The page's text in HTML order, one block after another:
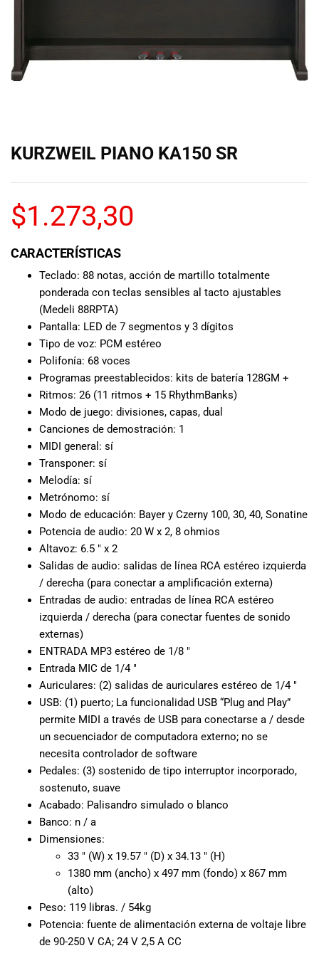
desde
guitarras, bajos
También
de
instrumentos
accesorios
para satisfacer
todas las
musicales.
Nuestro equipo
música está
aquí para
ayudarte a
encontrar el
mejor servicio
al cliente
Además,
ofrecemos
precios
competitivos y
especiales
para nuestros
visitarnos en
nuestra tienda
física en Quito,
o haz tu
compra en
línea a través
página web y
tu hogar.
¡Descubre el
música con
Import Music
Ecuador!
KURZWEIL PIANO KA150 SR
$1.273,30
CARACTERÍSTICAS
Teclado: 88 notas, acción de martillo totalmente
ponderada con teclas sensibles al tacto ajustables
(Medeli 88RPTA)
Pantalla: LED de 7 segmentos y 3 dígitos
Tipo de voz: PCM estéreo
Polifonía: 68 voces
Programas preestablecidos: kits de batería 128GM +
Ritmos: 26 (11 ritmos + 15 RhythmBanks)
Modo de juego: divisiones, capas, dual
Canciones de demostración: 1
MIDI general: sí
Transponer: sí
Melodía: sí
Metrónomo: sí
Modo de educación: Bayer y Czerny 100, 30, 40, Sonatine
Potencia de audio: 20 W x 2, 8 ohmios
Altavoz: 6.5 ″ x 2
Salidas de audio: salidas de línea RCA estéreo izquierda
/ derecha (para conectar a amplificación externa)
Entradas de audio: entradas de línea RCA estéreo
izquierda / derecha (para conectar fuentes de sonido
externas)
ENTRADA MP3 estéreo de 1/8 ″
Entrada MIC de 1/4 ″
Auriculares: (2) salidas de auriculares estéreo de 1/4 ″
USB: (1) puerto; La funcionalidad USB “Plug and Play”
permite MIDI a través de USB para conectarse a / desde
un secuenciador de computadora externo; no se
necesita controlador de software
Pedales: (3) sostenido de tipo interruptor incorporado,
sostenuto, suave
Acabado: Palisandro simulado o blanco
Banco: n / a
Dimensiones:
33 ″ (W) x 19.57 ″ (D) x 34.13 ″ (H)
1380 mm (ancho) x 497 mm (fondo) x 867 mm
(alto)
Peso: 119 libras. / 54kg
Potencia: fuente de alimentación externa de voltaje libre
de 90-250 V CA; 24 V 2,5 A CC